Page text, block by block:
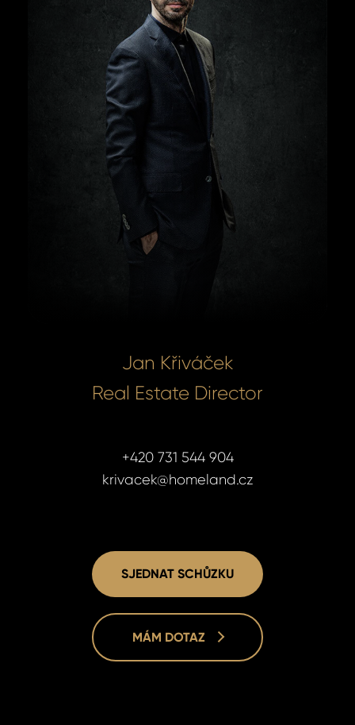
Jan Křiváček
Real Estate Director
+420 731 544 904
krivacek@homeland.cz
SJEDNAT SCHŮZKU
MÁM DOTAZ